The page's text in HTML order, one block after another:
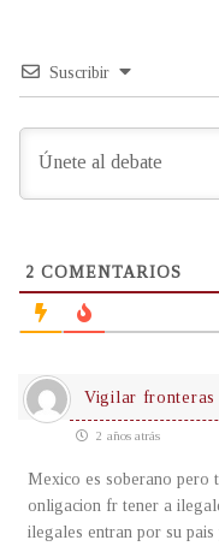
Suscribir
2 COMENTARIOS
Vigilar fronteras
2 años atrás
Mexico es soberano pero
onligacion fr tener a
ilegales entran por su